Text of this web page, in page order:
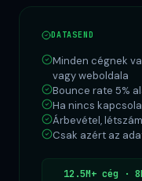
DATASEND
Minden cégnek
vagy weboldala
Bounce rate 5%
Ha nincs
Árbevétel,
Csak azért az
12.5M+ cég ·